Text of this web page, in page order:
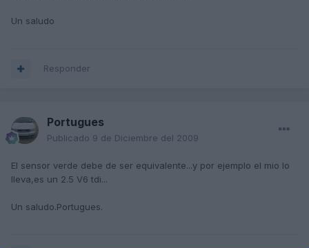
Un saludo
Responder
Portugues
Publicado 9 de Diciembre del 2009
El sensor verde debe de ser equivalente...y por ejemplo el mio lo
lleva,es un 2.5 V6 tdi...
Un saludo.Portugues.